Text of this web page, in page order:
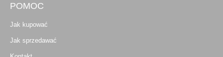
POMOC
Jak kupować
Jak sprzedawać